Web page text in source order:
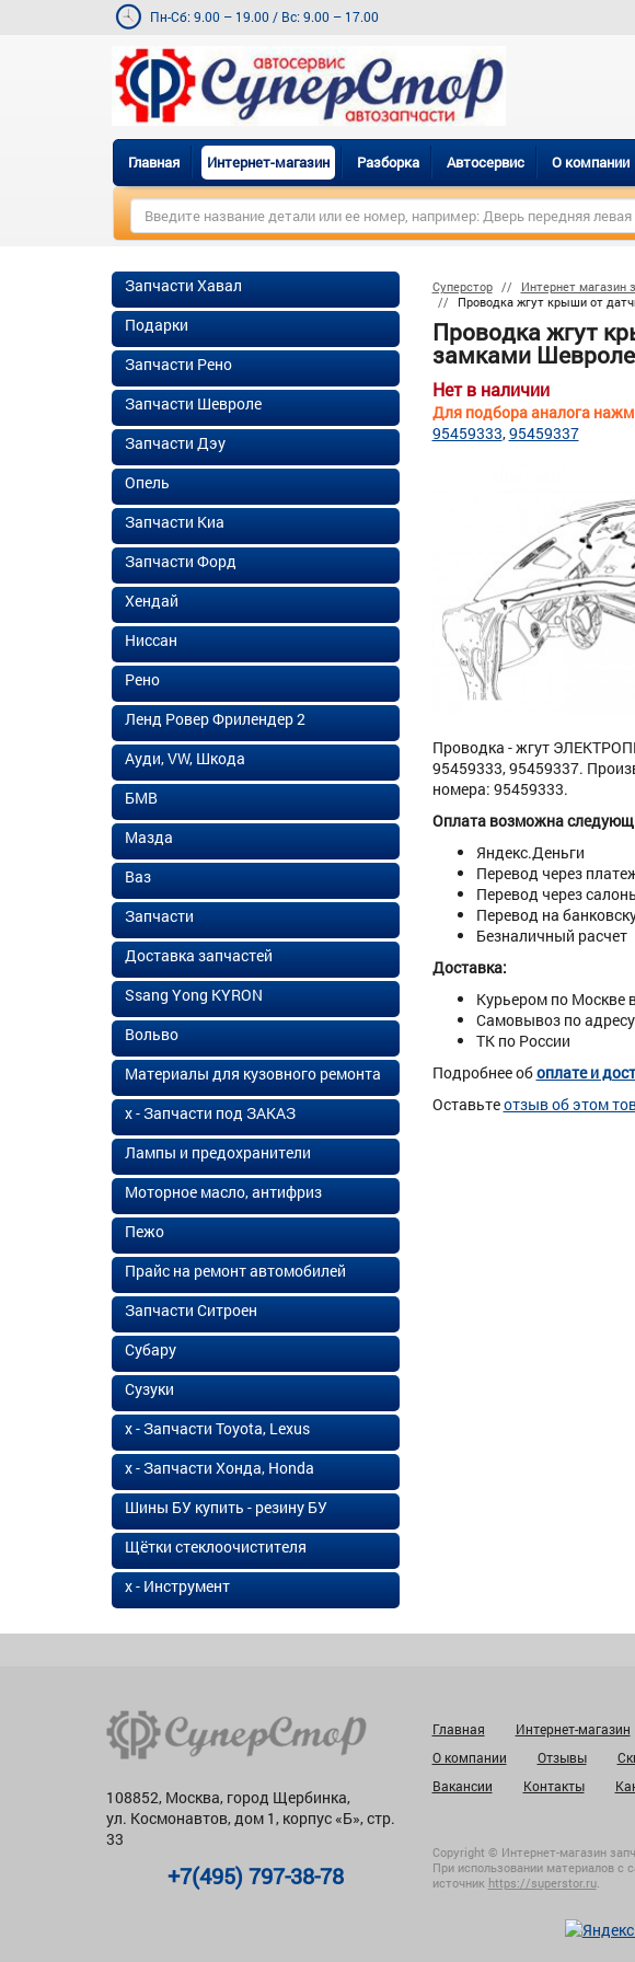
Пн-Сб: 9.00 – 19.00 / Вс: 9.00 – 17.00
Главная Интернет-магазин Разборка Автосервис О компании
Суперстор Интернет магазин
Проводка жгут крыши от
Проводка жгут
замками
Нет в наличии
Для подбора аналога
95459333 95459337
Проводка - жгут
95459333, 95459337.
номера: 95459333.
Оплата возможна
Яндекс.Деньги
Перевод через
Перевод через
Перевод на
Безналичный расчет
Доставка:
Курьером по Москве
Самовывоз по
ТК по России
Подробнее обоплате и
Оставьтеотзыв об этом
Запчасти Хавал
Подарки
Запчасти Рено
Запчасти Шевроле
Запчасти Дэу
Опель
Запчасти Киа
Запчасти Форд
Хендай
Ниссан
Рено
Ленд Ровер Фрилендер 2
Ауди, VW, Шкода
БМВ
Мазда
Ваз
Запчасти
Доставка запчастей
Ssang Yong KYRON
Вольво
Материалы для кузовного ремонта
х - Запчасти под ЗАКАЗ
Лампы и предохранители
Моторное масло, антифриз
Пежо
Прайс на ремонт автомобилей
Запчасти Ситроен
Субару
Сузуки
х - Запчасти Toyota, Lexus
х - Запчасти Хонда, Honda
Шины БУ купить - резину БУ
Щётки стеклоочистителя
х - Инструмент
108852, Москва, город Щербинка,
ул. Космонавтов, дом 1, корпус «Б», стр.
33
+7(495) 797-38-78
Главная Интернет-магазин
О компании
Отзывы
Вакансии
Контакты
Copyright © Интернет-магазин
При использовании материалов с
источник https://superstor.ru.